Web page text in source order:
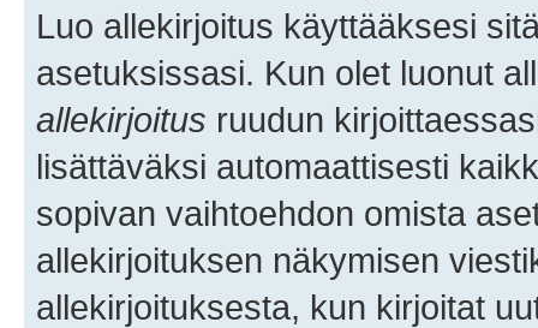
Luo allekirjoitus käyttääksesi
asetuksissasi. Kun olet luonut
allekirjoitus ruudun
lisättäväksi automaattisesti
sopivan vaihtoehdon omista
allekirjoituksen näkymisen
allekirjoituksesta, kun kirjoitat